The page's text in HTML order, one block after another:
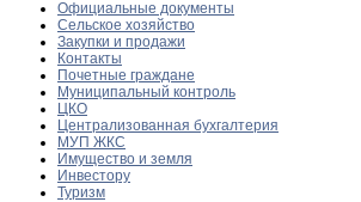
Официальные документы
Сельское хозяйство
Закупки и продажи
Контакты
Почетные граждане
Муниципальный контроль
ЦКО
Централизованная бухгалтерия
МУП ЖКС
Имущество и земля
Инвестору
Туризм